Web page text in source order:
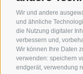
Wir und andere
und ähnliche
die Nutzung digitaler
verbessern und,
Wir können Ihre Daten
verwenden: speichern
endgerät, verwendung
SÜDTIROL
Hotels & Pakete
Urlaubspakete
Unsere Gutscheine